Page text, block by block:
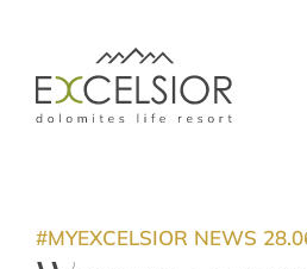
DE |IT| EN
#MYEXCELSIOR NEWS